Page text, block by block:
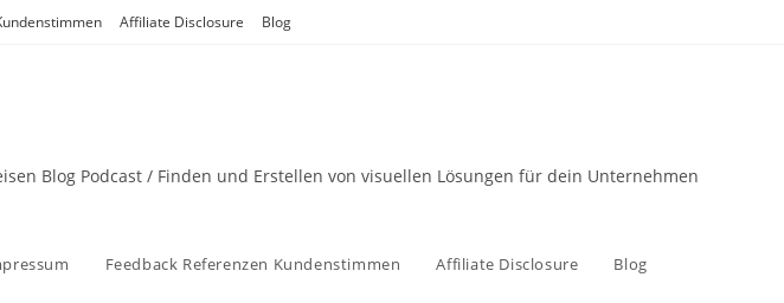
Affiliate Disclosure Blog
Blog Podcast / Finden und Erstellen von visuellen Lösungen für dein Unternehmen
Feedback Referenzen Kundenstimmen Affiliate Disclosure Blog